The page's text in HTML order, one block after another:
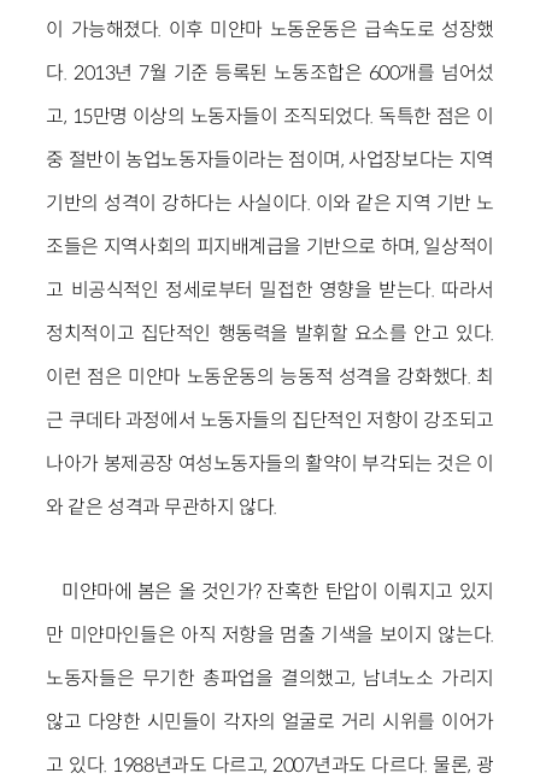
이 가능해졌다. 이후 미얀마 노동운동은 급속도로 성장했
다. 2013년 7월 기준 등록된 노동조합은 600개를 넘어섰
고, 15만명 이상의 노동자들이 조직되었다. 독특한 점은 이
중 절반이 농업노동자들이라는 점이며, 사업장보다는 지역
기반의 성격이 강하다는 사실이다. 이와 같은 지역 기반 노
조들은 지역사회의 피지배계급을 기반으로 하며, 일상적이
고 비공식적인 정세로부터 밀접한 영향을 받는다. 따라서
정치적이고 집단적인 행동력을 발휘할 요소를 안고 있다.
이런 점은 미얀마 노동운동의 능동적 성격을 강화했다. 최
근 쿠데타 과정에서 노동자들의 집단적인 저항이 강조되고
나아가 봉제공장 여성노동자들의 활약이 부각되는 것은 이
와 같은 성격과 무관하지 않다.
미얀마에 봄은 올 것인가? 잔혹한 탄압이 이뤄지고 있지
만 미얀마인들은 아직 저항을 멈출 기색을 보이지 않는다.
노동자들은 무기한 총파업을 결의했고, 남녀노소 가리지
않고 다양한 시민들이 각자의 얼굴로 거리 시위를 이어가
고 있다. 1988년과도 다르고, 2007년과도 다르다. 물론, 광